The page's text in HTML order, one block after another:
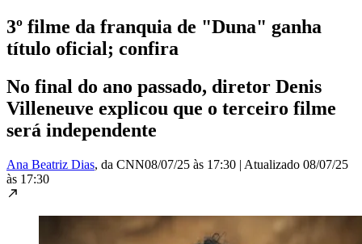
3º filme da franquia de "Duna" ganha
título oficial; confira
No final do ano passado, diretor Denis
Villeneuve explicou que o terceiro filme
será independente
Ana Beatriz Dias, da CNN08/07/25 às 17:30 | Atualizado 08/07/25
às 17:30